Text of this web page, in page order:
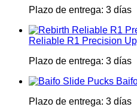
Plazo de entrega: 3 días
Reliable R1 Precision
Plazo de entrega: 3 días
Plazo de entrega: 3 días